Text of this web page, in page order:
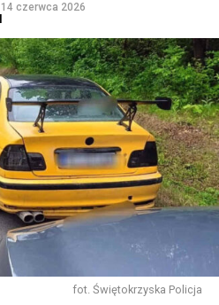
14 czerwca 2026
fot. Świętokrzyska Policja